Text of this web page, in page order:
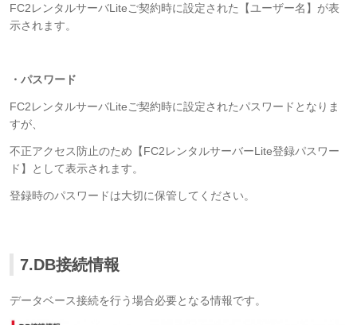
FC2レンタルサーバLiteご契約時に設定された【ユーザー名】が表
示されます。
・パスワード
FC2レンタルサーバLiteご契約時に設定されたパスワードとなりま
すが、
不正アクセス防止のため【FC2レンタルサーバーLite登録パスワー
ド】として表示されます。
登録時のパスワードは大切に保管してください。
7.DB接続情報
データベース接続を行う場合必要となる情報です。